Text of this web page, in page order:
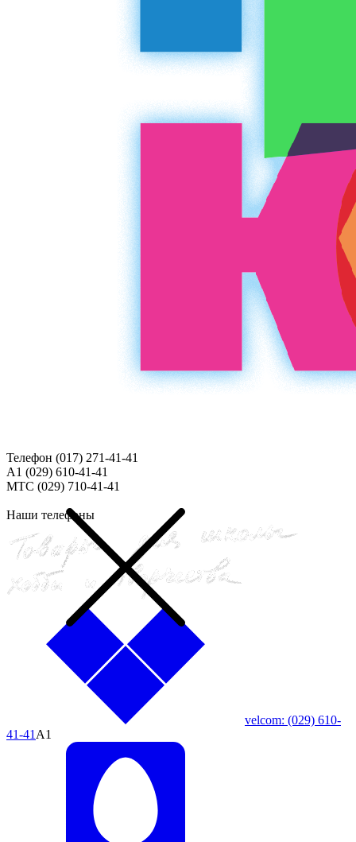
Телефон (017) 271-41-41
A1 (029) 610-41-41
МТС (029) 710-41-41
Наши телефоны
velcom: (029) 610-
41-41 A1